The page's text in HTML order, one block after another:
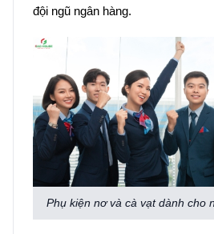
đội ngũ ngân hàng.
Phụ kiện nơ và cà vạt dành cho